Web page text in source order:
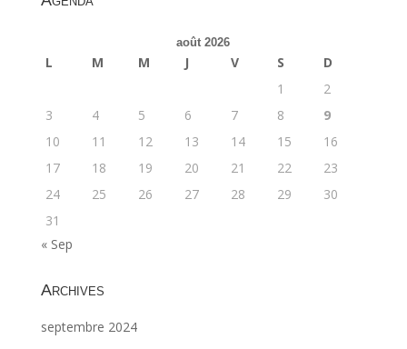
août 2026
L M M J V S
D
1
2
3
4 5 6 7 8
9
10
11 12 13 14 15
16
17
18 19 20 21 22
23
24
25 26 27 28 29
30
31
« Sep
Archives
septembre 2024